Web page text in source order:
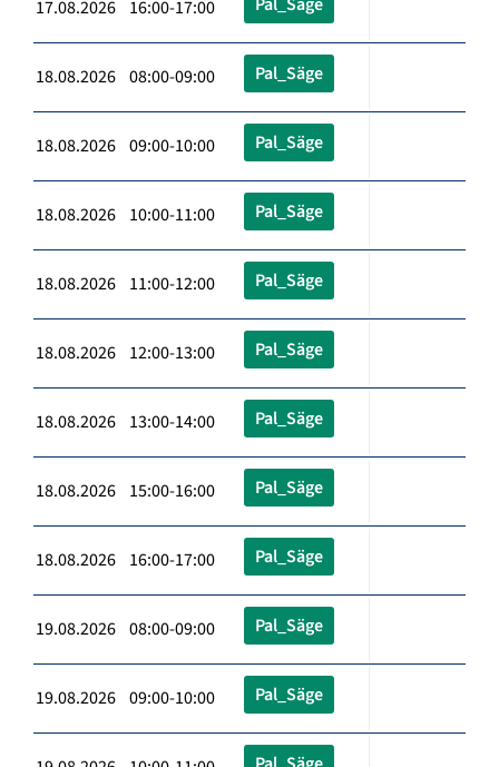
17.08.2026 16:00-17:00
18.08.2026 08:00-09:00 Pal_Säge
18.08.2026 09:00-10:00 Pal_Säge
18.08.2026 10:00-11:00 Pal_Säge
18.08.2026 11:00-12:00 Pal_Säge
18.08.2026 12:00-13:00 Pal_Säge
18.08.2026 13:00-14:00 Pal_Säge
18.08.2026 15:00-16:00 Pal_Säge
18.08.2026 16:00-17:00 Pal_Säge
19.08.2026 08:00-09:00 Pal_Säge
19.08.2026 09:00-10:00 Pal_Säge